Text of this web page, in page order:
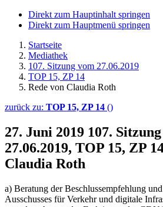
Direkt zum Hauptinhalt springen
Direkt zum Hauptmenü springen
Startseite
Mediathek
107. Sitzung vom 27.06.2019
TOP 15, ZP 14
Rede von Claudia Roth
zurück zu: TOP 15, ZP 14 ()
27. Juni 2019 107.
27.06.2019, TOP 15, ZP
Claudia Roth
a) Beratung der Beschlussempfehlung
Ausschusses für Verkehr und digitale